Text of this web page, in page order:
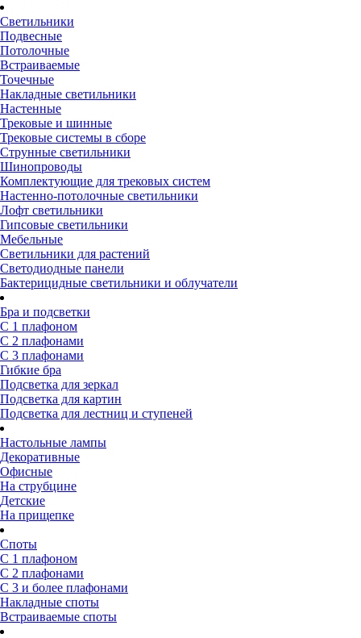
Светильники
Подвесные
Потолочные
Встраиваемые
Точечные
Накладные светильники
Настенные
Трековые и шинные
Трековые системы в сборе
Струнные светильники
Шинопроводы
Комплектующие для трековых систем
Настенно-потолочные светильники
Лофт светильники
Гипсовые светильники
Мебельные
Светильники для растений
Светодиодные панели
Бактерицидные светильники и облучатели
Бра и подсветки
С 1 плафоном
С 2 плафонами
С 3 плафонами
Гибкие бра
Подсветка для зеркал
Подсветка для картин
Подсветка для лестниц и ступеней
Настольные лампы
Декоративные
Офисные
На струбцине
Детские
На прищепке
Споты
С 1 плафоном
С 2 плафонами
С 3 и более плафонами
Накладные споты
Встраиваемые споты